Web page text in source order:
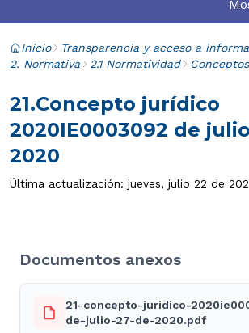
Inicio
Transparencia y acceso a
2. Normativa
2.1 Normatividad
21.Concepto jurídico
2020IE0003092 de
2020
Última actualización: jueves, julio 22 de
Documentos anexos
21-concepto-juridico-
de-julio-27-de-2020.pdf